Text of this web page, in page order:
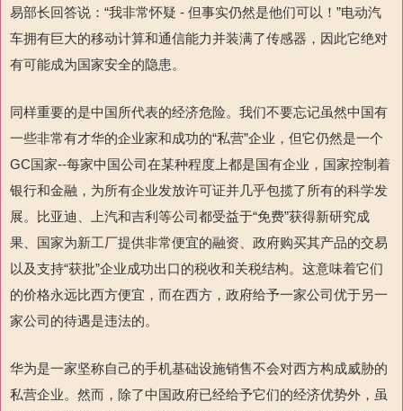
易部长回答说：“我非常怀疑 - 但事实仍然是他们可以！”电动汽
车拥有巨大的移动计算和通信能力并装满了传感器，因此它绝对
有可能成为国家安全的隐患。
同样重要的是中国所代表的经济危险。我们不要忘记虽然中国有
一些非常有才华的企业家和成功的“私营”企业，但它仍然是一个
GC国家--每家中国公司在某种程度上都是国有企业，国家控制着
银行和金融，为所有企业发放许可证并几乎包揽了所有的科学发
展。比亚迪、上汽和吉利等公司都受益于“免费”获得新研究成
果、国家为新工厂提供非常便宜的融资、政府购买其产品的交易
以及支持“获批”企业成功出口的税收和关税结构。这意味着它们
的价格永远比西方便宜，而在西方，政府给予一家公司优于另一
家公司的待遇是违法的。
华为是一家坚称自己的手机基础设施销售不会对西方构成威胁的
私营企业。然而，除了中国政府已经给予它们的经济优势外，虽